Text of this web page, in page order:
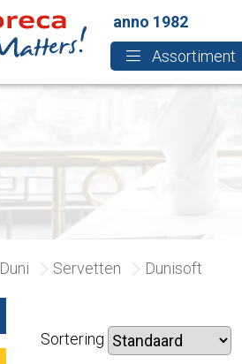
Assortiment
anno 1982
Duni Servetten Dunisoft
Sortering